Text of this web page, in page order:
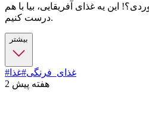
این یه غذای آفریقایی، بیا با هم
درست کنیم.
بیشتر
#غذای_فرنگی#غذا
2 هفته پیش